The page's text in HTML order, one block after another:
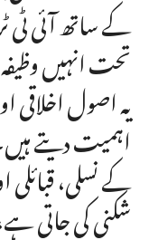
کے ساتھ آئی ٹی
تحت انہیں
یہ اصول اخلاقی
کے نسلی،
شکنی کی جاتی